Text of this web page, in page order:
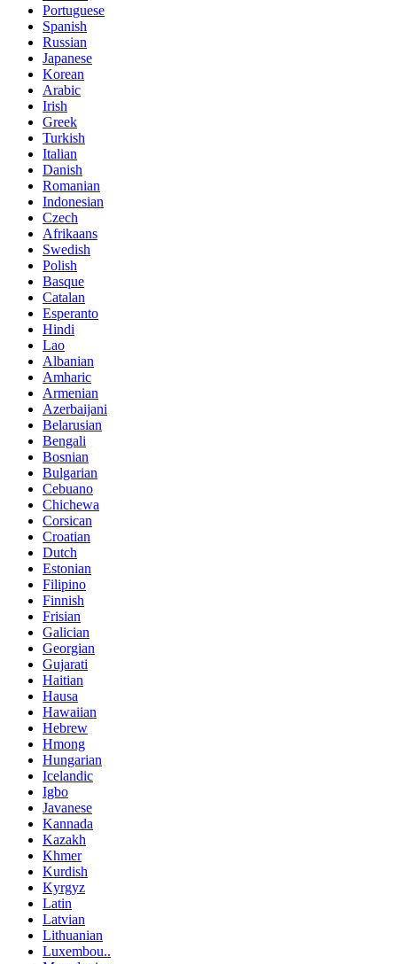
Portuguese
Spanish
Russian
Japanese
Korean
Arabic
Irish
Greek
Turkish
Italian
Danish
Romanian
Indonesian
Czech
Afrikaans
Swedish
Polish
Basque
Catalan
Esperanto
Hindi
Lao
Albanian
Amharic
Armenian
Azerbaijani
Belarusian
Bengali
Bosnian
Bulgarian
Cebuano
Chichewa
Corsican
Croatian
Dutch
Estonian
Filipino
Finnish
Frisian
Galician
Georgian
Gujarati
Haitian
Hausa
Hawaiian
Hebrew
Hmong
Hungarian
Icelandic
Igbo
Javanese
Kannada
Kazakh
Khmer
Kurdish
Kyrgyz
Latin
Latvian
Lithuanian
Luxembou..